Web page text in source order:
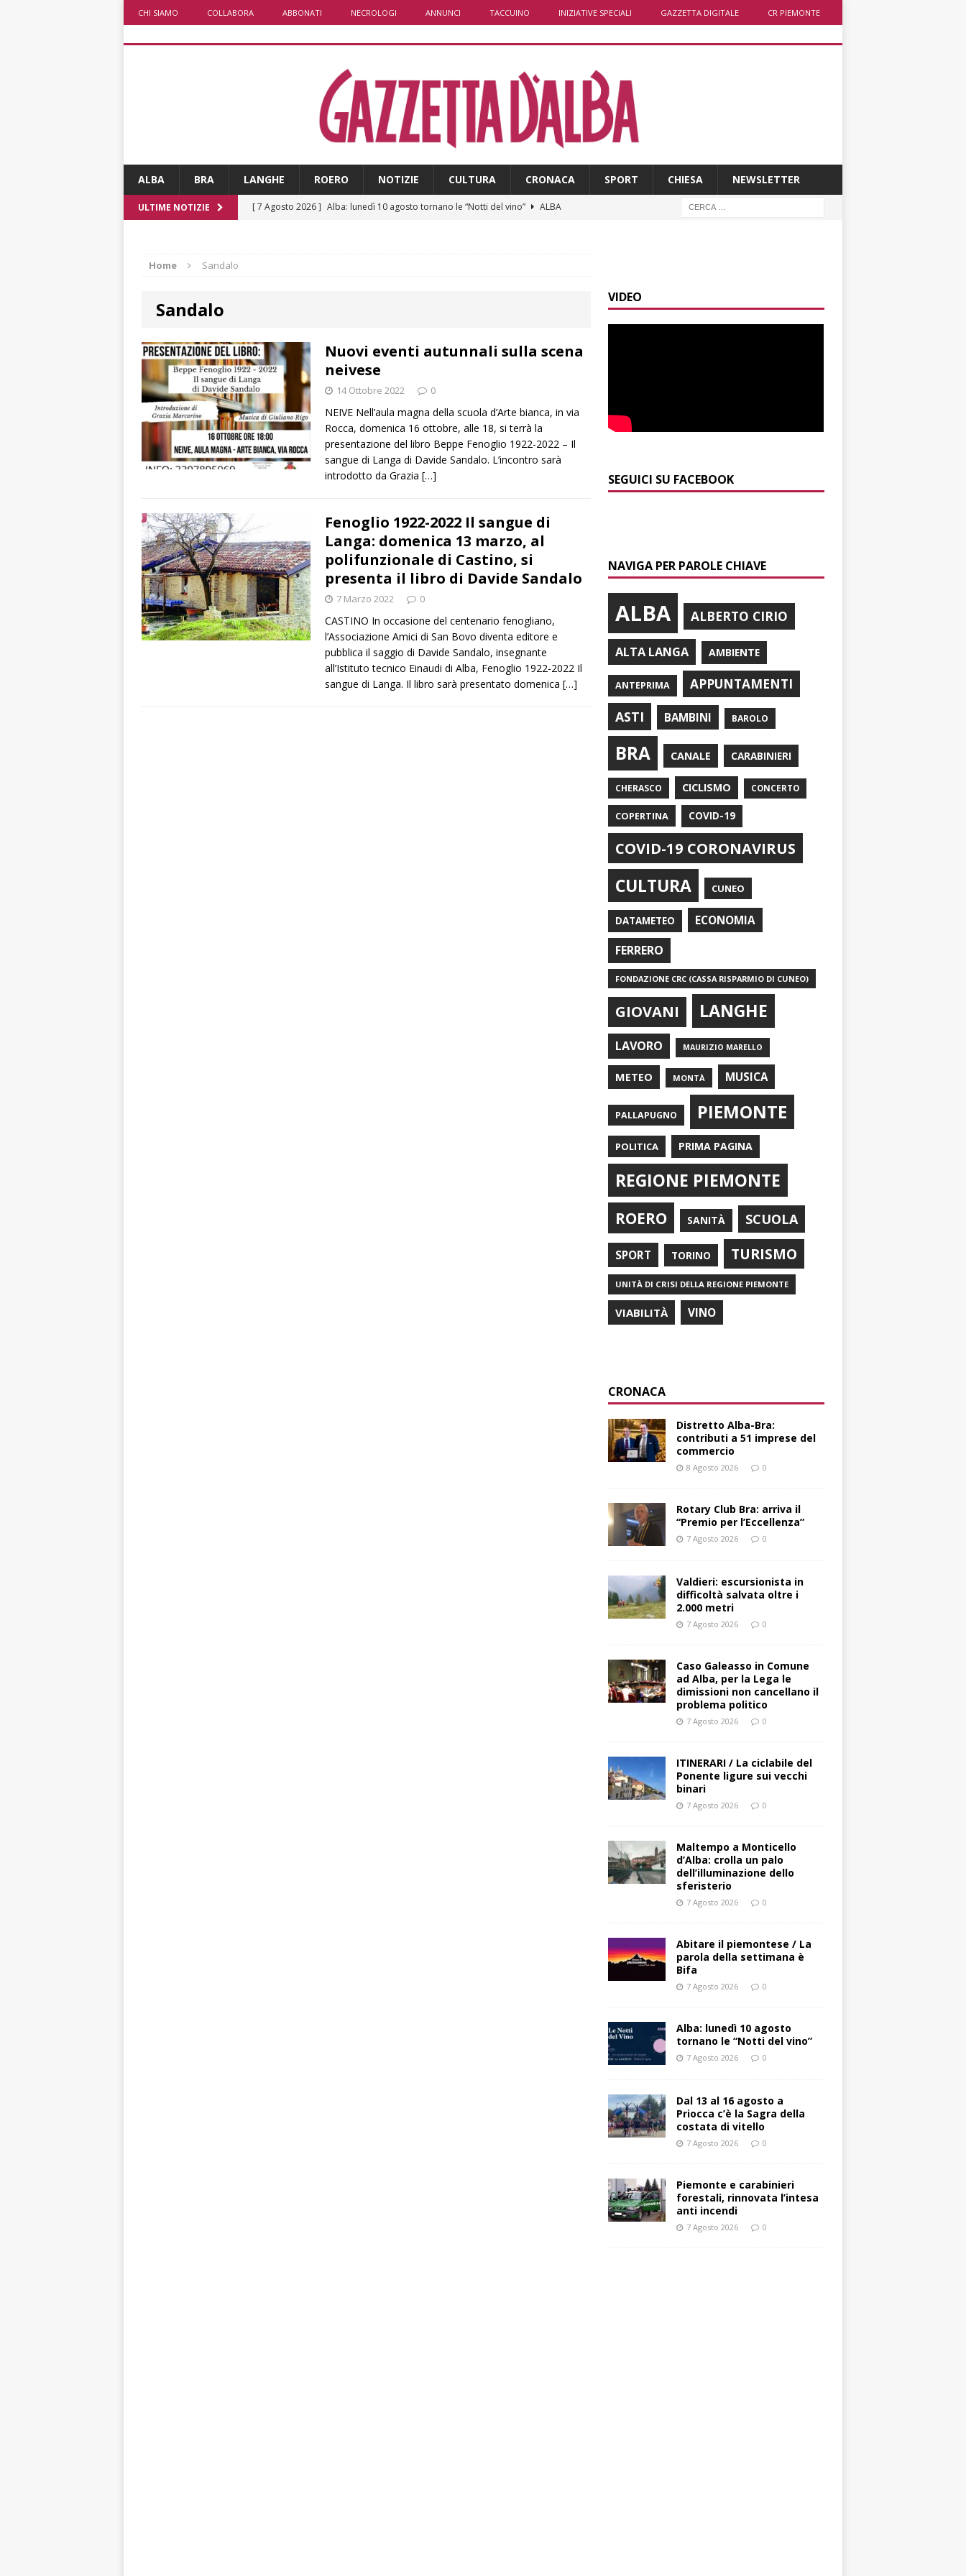
CHI SIAMO COLLABORA ABBONATI NECROLOGI ANNUNCI TACCUINO INIZIATIVE SPECIALI GAZZETTA DIGITALE CR PIEMONTE
ALBA BRA LANGHE ROERO NOTIZIE CULTURA CRONACA SPORT CHIESA NEWSLETTER
ULTIME NOTIZIE [ 7 Agosto 2026 ] Alba: lunedì 10 agosto tornano le “Notti del vino”
ALBA
[ 7 Agosto 2026 ]
Caso Galeasso in Comune ad Alba, per la Lega le dimissioni
non cancellano il problema politico
[ 7 Agosto 2026 ]
ALTRE NOTIZIE
[ 7 Agosto 2026 ]
Maltempo a Monticello d’Alba: crolla un palo dell’illuminazione
PRIMO PIANO
CULTURA
Home Sandalo
Sandalo
Nuovi eventi autunnali sulla scena
neivese
14 Ottobre 2022 0
NEIVE Nell’aula magna della scuola d’Arte bianca, in via
Rocca, domenica 16 ottobre, alle 18, si terrà la
presentazione del libro Beppe Fenoglio 1922-2022 – Il
sangue di Langa di Davide Sandalo. L’incontro sarà
introdotto da Grazia […]
Fenoglio 1922-2022 Il sangue di
Langa: domenica 13 marzo, al
polifunzionale di Castino, si
presenta il libro di Davide Sandalo
7 Marzo 2022 0
CASTINO In occasione del centenario fenogliano,
l’Associazione Amici di San Bovo diventa editore e
pubblica il saggio di Davide Sandalo, insegnante
all’Istituto tecnico Einaudi di Alba, Fenoglio 1922-2022 Il
sangue di Langa. Il libro sarà presentato domenica […]
VIDEO
SEGUICI SU FACEBOOK
NAVIGA PER PAROLE CHIAVE
ALBA ALBERTO CIRIO
ALTA LANGA AMBIENTE
ANTEPRIMA
APPUNTAMENTI
ASTI
BAMBINI BAROLO
BRA CANALE CARABINIERI
CHERASCO CICLISMO CONCERTO
COPERTINA COVID-19
COVID-19 CORONAVIRUS
CULTURA CUNEO
DATAMETEO ECONOMIA
FERRERO
FONDAZIONE CRC (CASSA RISPARMIO DI CUNEO)
GIOVANI LANGHE
LAVORO MAURIZIO MARELLO
METEO MONTÀ MUSICA
PALLAPUGNO PIEMONTE
POLITICA PRIMA PAGINA
REGIONE PIEMONTE
ROERO SANITÀ SCUOLA
SPORT TORINO TURISMO
UNITÀ DI CRISI DELLA REGIONE PIEMONTE
VIABILITÀ VINO
CRONACA
Distretto Alba-Bra:
contributi a 51 imprese del
commercio
8 Agosto 2026 0
Rotary Club Bra: arriva il
“Premio per l’Eccellenza”
7 Agosto 2026 0
Valdieri: escursionista in
difficoltà salvata oltre i
2.000 metri
7 Agosto 2026 0
Caso Galeasso in Comune
ad Alba, per la Lega le
dimissioni non cancellano il
problema politico
7 Agosto 2026 0
ITINERARI / La ciclabile del
Ponente ligure sui vecchi
binari
7 Agosto 2026 0
Maltempo a Monticello
d’Alba: crolla un palo
dell’illuminazione dello
sferisterio
7 Agosto 2026 0
Abitare il piemontese / La
parola della settimana è
Bifa
7 Agosto 2026 0
Alba: lunedì 10 agosto
tornano le “Notti del vino”
7 Agosto 2026 0
Dal 13 al 16 agosto a
Priocca c’è la Sagra della
costata di vitello
7 Agosto 2026 0
Piemonte e carabinieri
forestali, rinnovata l’intesa
anti incendi
7 Agosto 2026 0